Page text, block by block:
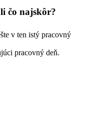
čo najskôr?
v ten istý pracovný
pracovný deň.